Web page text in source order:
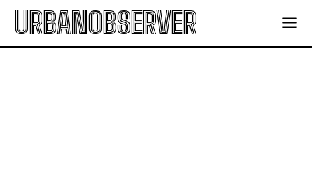
URBANOBSERVER